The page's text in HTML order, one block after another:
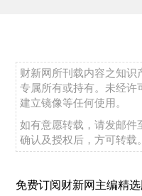
财新网所刊载内容之知识
专属所有或持有。未经许
建立镜像等任何使用。
如有意愿转载，请发邮件
确认及授权后，方可转载。
免费订阅财新网主编精